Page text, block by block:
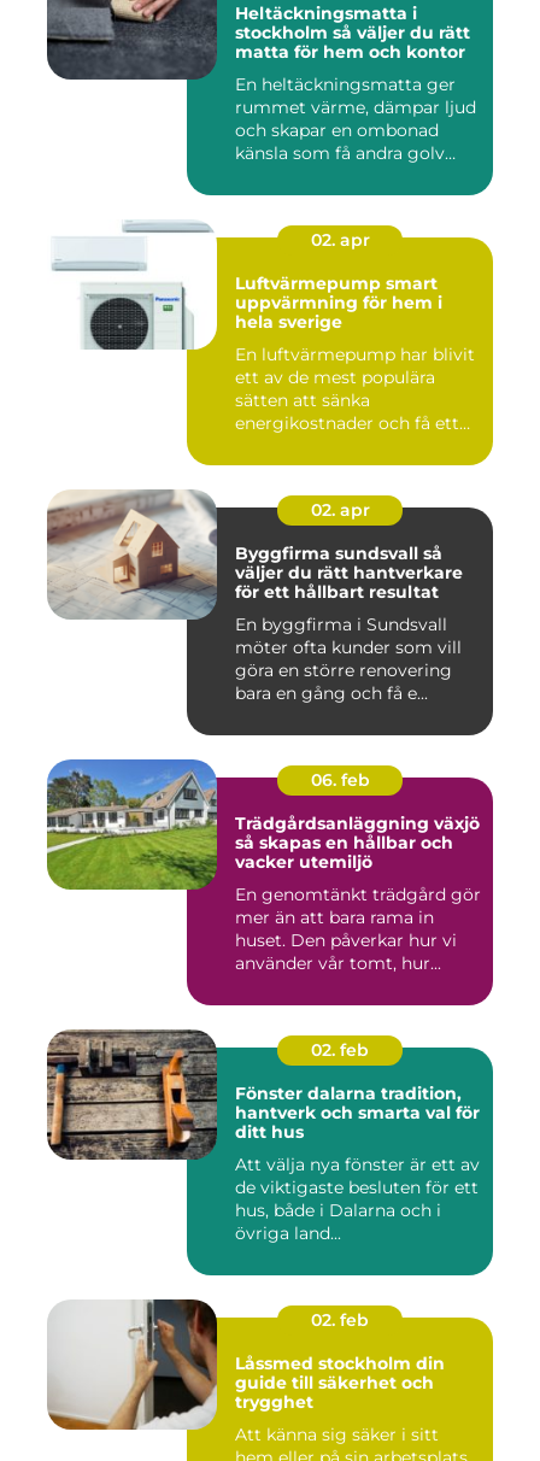
Heltäckningsmatta i
stockholm så väljer du rätt
matta för hem och kontor
En heltäckningsmatta ger
rummet värme, dämpar ljud
och skapar en ombonad
känsla som få andra golv
02. apr
Luftvärmepump smart
uppvärmning för hem i
hela sverige
En luftvärmepump har blivit
ett av de mest populära
sätten att sänka
energikostnader och få ett
02. apr
Byggfirma sundsvall så
väljer du rätt hantverkare
för ett hållbart resultat
En byggfirma i Sundsvall
möter ofta kunder som vill
göra en större renovering
bara en gång och få e...
06. feb
Trädgårdsanläggning växjö
så skapas en hållbar och
vacker utemiljö
En genomtänkt trädgård gör
mer än att bara rama in
huset. Den påverkar hur vi
använder vår tomt, hur...
02. feb
Fönster dalarna tradition,
hantverk och smarta val för
ditt hus
Att välja nya fönster är ett av
de viktigaste besluten för ett
hus, både i Dalarna och i
övriga land...
02. feb
Låssmed stockholm din
guide till säkerhet och
trygghet
Att känna sig säker i sitt